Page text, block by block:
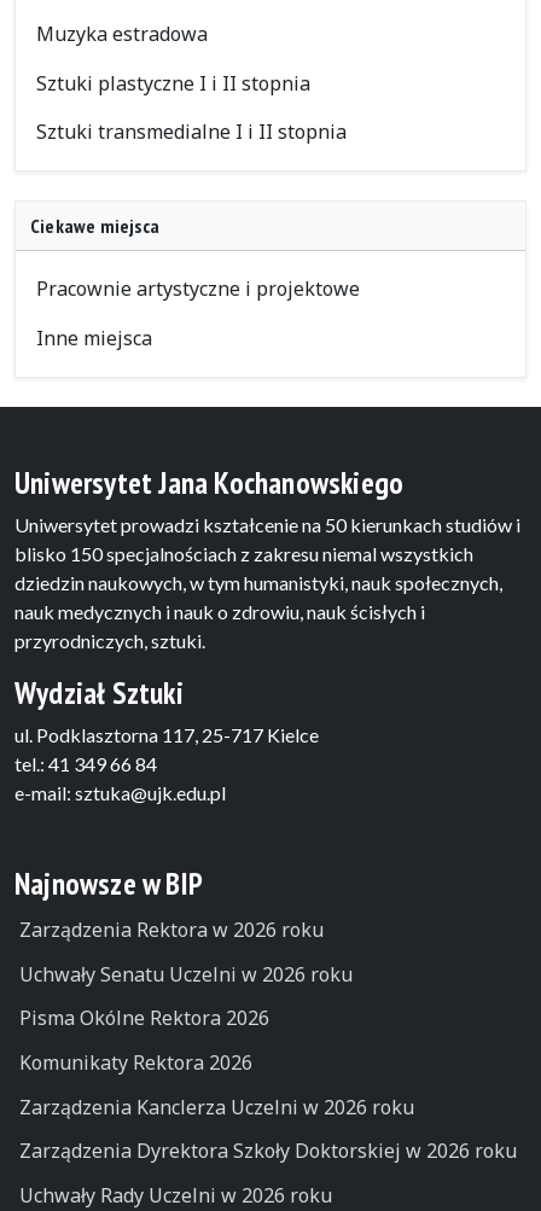
Muzyka estradowa
Sztuki plastyczne I i II stopnia
Sztuki transmedialne I i II stopnia
Ciekawe miejsca
Pracownie artystyczne i projektowe
Inne miejsca
Uniwersytet Jana Kochanowskiego
Uniwersytet prowadzi kształcenie na 50 kierunkach studiów i
blisko 150 specjalnościach z zakresu niemal wszystkich
dziedzin naukowych, w tym humanistyki, nauk społecznych,
nauk medycznych i nauk o zdrowiu, nauk ścisłych i
przyrodniczych, sztuki.
Wydział Sztuki
ul. Podklasztorna 117, 25-717 Kielce
tel.: 41 349 66 84
e-mail: sztuka@ujk.edu.pl
Najnowsze w BIP
Zarządzenia Rektora w 2026 roku
Uchwały Senatu Uczelni w 2026 roku
Pisma Okólne Rektora 2026
Komunikaty Rektora 2026
Zarządzenia Kanclerza Uczelni w 2026 roku
Zarządzenia Dyrektora Szkoły Doktorskiej w 2026 roku
Uchwały Rady Uczelni w 2026 roku